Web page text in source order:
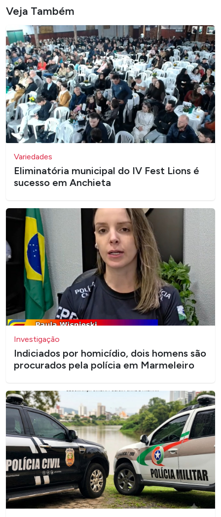
Veja Também
Variedades
Eliminatória municipal do IV Fest Lions é
sucesso em Anchieta
Investigação
Indiciados por homicídio, dois homens são
procurados pela polícia em Marmeleiro